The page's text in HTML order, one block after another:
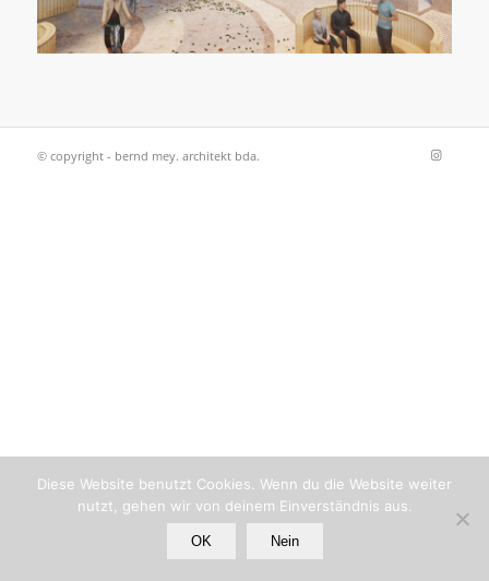
© copyright - bernd mey. architekt bda.
Diese Website benutzt Cookies. Wenn du die Website weiter
nutzt, gehen wir von deinem Einverständnis aus.
OK Nein